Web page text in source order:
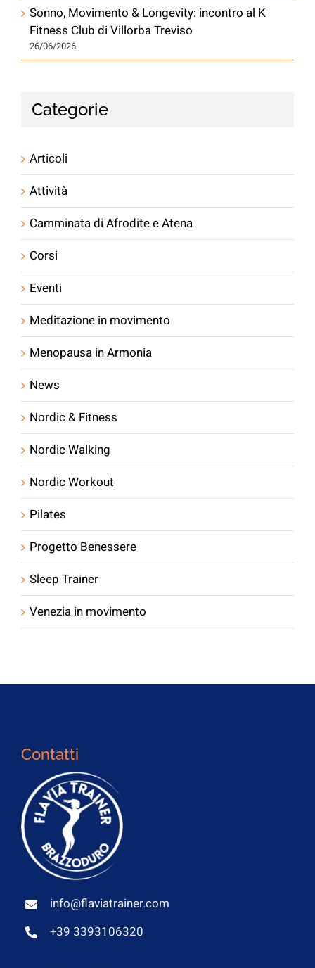
Sonno, Movimento & Longevity: incontro al K
Fitness Club di Villorba Treviso
26/06/2026
Categorie
Articoli
Attività
Camminata di Afrodite e Atena
Corsi
Eventi
Meditazione in movimento
Menopausa in Armonia
News
Nordic & Fitness
Nordic Walking
Nordic Workout
Pilates
Progetto Benessere
Sleep Trainer
Venezia in movimento
Contatti
info@flaviatrainer.com
+39 3393106320